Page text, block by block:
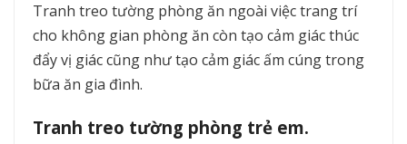
Tranh treo tường phòng ăn ngoài việc trang trí
cho không gian phòng ăn còn tạo cảm giác thúc
đẩy vị giác cũng như tạo cảm giác ấm cúng trong
bữa ăn gia đình.
Tranh treo tường phòng trẻ em.